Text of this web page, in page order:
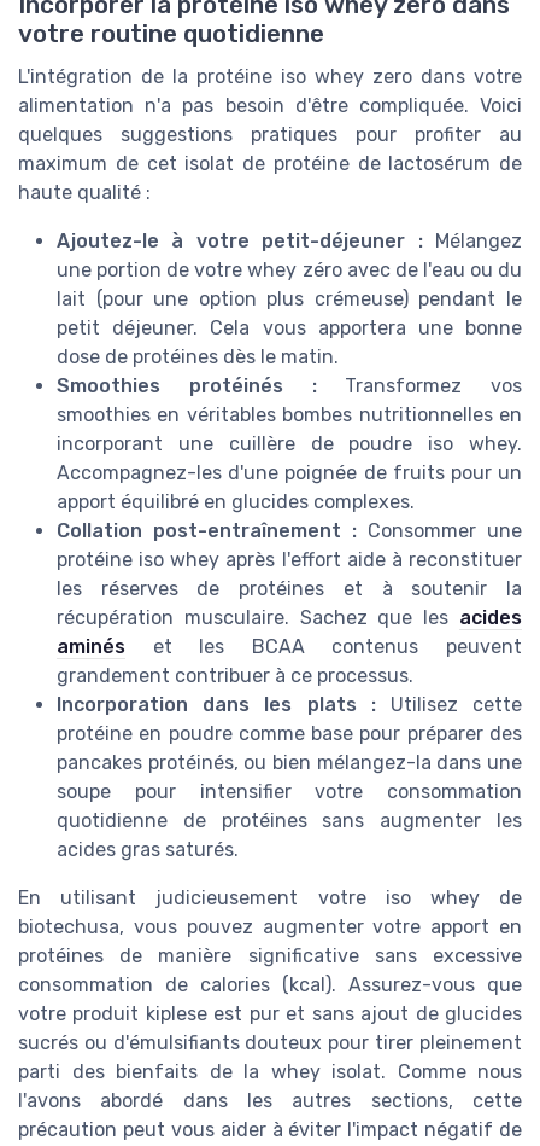
votre routine quotidienne
L'intégration de la protéine iso whey zero dans votre
alimentation n'a pas besoin d'être compliquée. Voici
quelques suggestions pratiques pour profiter au
maximum de cet isolat de protéine de lactosérum de
haute qualité :
Ajoutez-le à votre petit-déjeuner :Mélangez
une portion de votre whey zéro avec de l'eau ou du
lait (pour une option plus crémeuse) pendant le
petit déjeuner. Cela vous apportera une bonne
dose de protéines dès le matin.
Smoothies protéinés :Transformez vos
smoothies en véritables bombes nutritionnelles en
incorporant une cuillère de poudre iso whey.
Accompagnez-les d'une poignée de fruits pour un
apport équilibré en glucides complexes.
Collation post-entraînement : Consommer une
protéine iso whey après l'effort aide à reconstituer
les réserves de protéines et à soutenir la
récupération musculaire. Sachez que les acides
aminés et les BCAA contenus peuvent
grandement contribuer à ce processus.
Incorporation dans les plats :Utilisez cette
protéine en poudre comme base pour préparer des
pancakes protéinés, ou bien mélangez-la dans une
soupe pour intensifier votre consommation
quotidienne de protéines sans augmenter les
acides gras saturés.
En utilisant judicieusement votre iso whey de
biotechusa, vous pouvez augmenter votre apport en
protéines de manière significative sans excessive
consommation de calories (kcal). Assurez-vous que
votre produit kiplese est pur et sans ajout de glucides
sucrés ou d'émulsifiants douteux pour tirer pleinement
parti des bienfaits de la whey isolat. Comme nous
l'avons abordé dans les autres sections, cette
précaution peut vous aider à éviter l'impact négatif de